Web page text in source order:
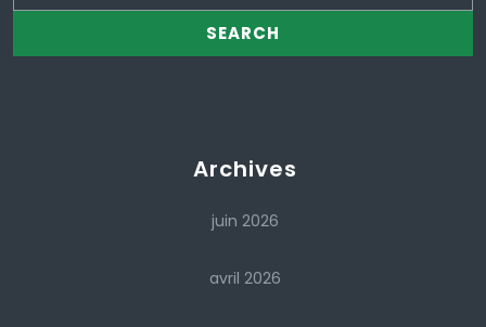
Archives
juin 2026
avril 2026